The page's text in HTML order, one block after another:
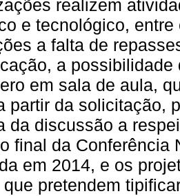
realizem
e tecnológico,
a falta de
a
em sala de aula,
partir da solicitação,
da discussão a
final da Conferência
em 2014, e os
que pretendem